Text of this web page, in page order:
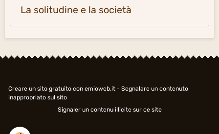
La solitudine e la società
Creare un sito gratuito con emioweb.it - Segnalare un contenuto
inappropriato sul sito
Signaler un contenu illicite sur ce site